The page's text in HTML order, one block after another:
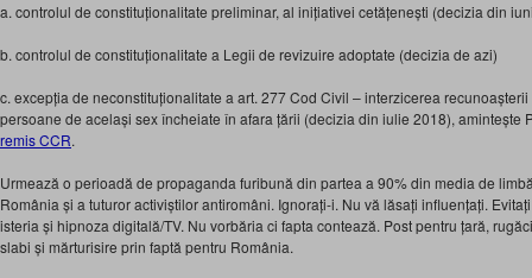
a. controlul de constituționalitate preliminar, al inițiativei cetățenești (decizia din
b. controlul de constituționalitate a Legii de revizuire adoptate (decizia de azi)
c. excepția de neconstituționalitate a art. 277 Cod Civil – interzicerea
persoane de același sex încheiate în afara țării (decizia din iulie 2018), amintește
remis CCR.
Urmează o perioadă de propaganda furibună din partea a 90% din media de
România și a tuturor activiștilor antiromâni. Ignorați-i. Nu vă lăsați influențați.
isteria și hipnoza digitală/TV. Nu vorbăria ci fapta contează. Post pentru țară,
slabi și mărturisire prin faptă pentru România.